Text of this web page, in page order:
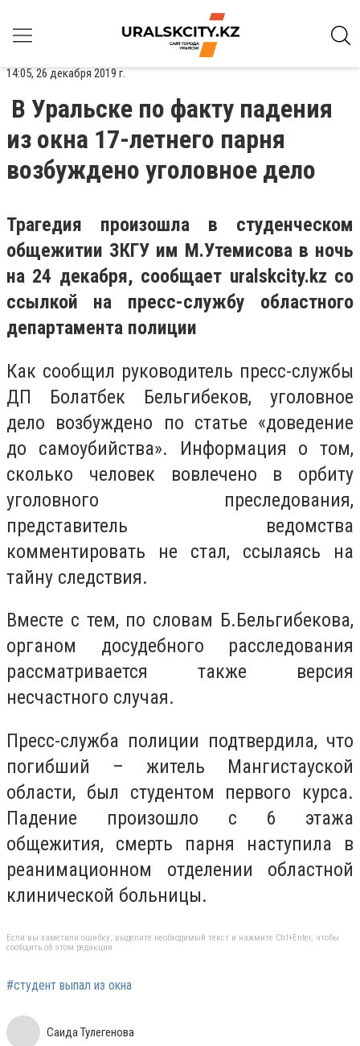
14:05, 26 декабря 2019 г.
В Уральске по факту падения
из окна 17-летнего парня
возбуждено уголовное дело
Трагедия произошла в студенческом
общежитии ЗКГУ им М.Утемисова в ночь
на 24 декабря, сообщает uralskcity.kz со
ссылкой на пресс-службу областного
департамента полиции
Как сообщил руководитель пресс-службы
ДП Болатбек Бельгибеков, уголовное
дело возбуждено по статье «доведение
до самоубийства». Информация о том,
сколько человек вовлечено в орбиту
уголовного преследования,
представитель ведомства
комментировать не стал, ссылаясь на
тайну следствия.
Вместе с тем, по словам Б.Бельгибекова,
органом досудебного расследования
рассматривается также версия
несчастного случая.
Пресс-служба полиции подтвердила, что
погибший – житель Мангистауской
области, был студентом первого курса.
Падение произошло с 6 этажа
общежития, смерть парня наступила в
реанимационном отделении областной
клинической больницы.
Если вы заметили ошибку, выделите необходимый текст и нажмите Ctrl+Enter, чтобы
сообщить об этом редакции
#студент выпал из окна
Саида Тулегенова